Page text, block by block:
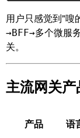
用户只感觉到"嗖
→BFF→多个微服
关。
主流网关产
产品 语